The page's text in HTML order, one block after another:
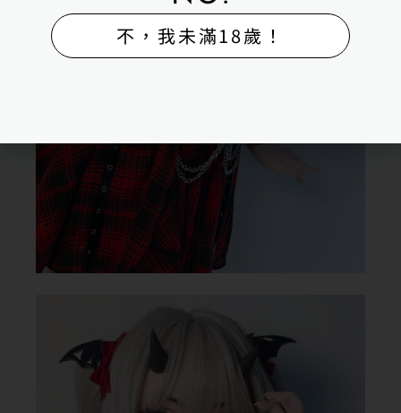
不，我未滿18歲！